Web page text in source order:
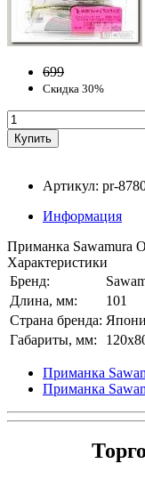
699
Скидка 30%
Артикул: pr-
Информация
Приманка Sawamura
Характеристики
Бренд:
Длина, мм:
101
Страна бренда:
Габариты, мм:
Приманка
Приманка